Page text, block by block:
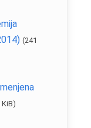
(241
KiB)